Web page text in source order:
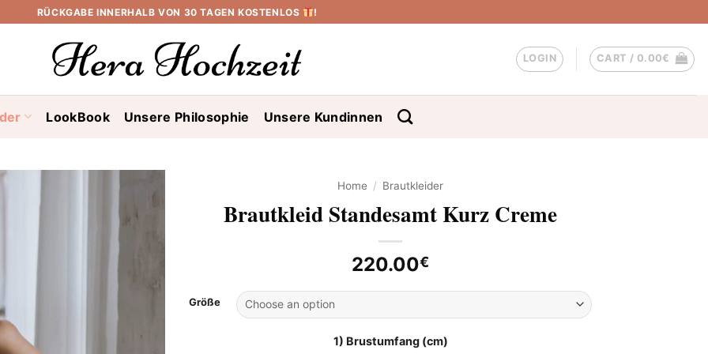
RÜCKGABE INNERHALB VON 30 TAGEN KOSTENLOS !
LOGIN CART / 0.00€
LookBook Unsere Philosophie Unsere Kundinnen
Home / Brautkleider
Brautkleid Standesamt Kurz Creme
220.00€
Größe
1) Brustumfang (cm)